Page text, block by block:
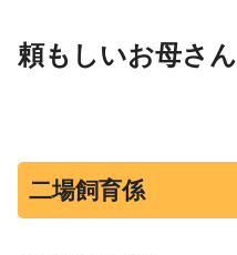
頼もしいお母さん
二場飼育係